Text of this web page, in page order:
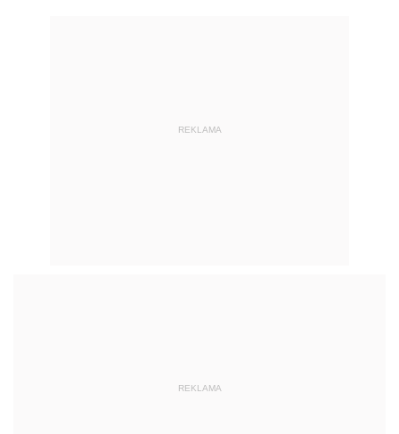
REKLAMA
REKLAMA